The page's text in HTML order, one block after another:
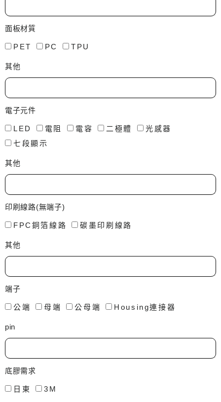
面板材質
PET PC TPU
其他
電子元件
LED 電阻 電容 二極體
光感器
七段顯示
其他
印刷線路(無端子)
FPC銅箔線路 碳墨印刷線路
其他
端子
公端 母端 公母端 Housing連接器
pin
底膠需求
日東 3M